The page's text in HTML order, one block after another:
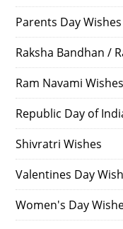
Parents Day Wishes
Raksha Bandhan /
Ram Navami Wishes
Republic Day of
Shivratri Wishes
Valentines Day
Women's Day